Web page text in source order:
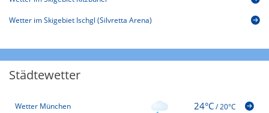
Wetter im Skigebiet Ischgl (Silvretta Arena)
Städtewetter
Wetter München 24°C/20°C